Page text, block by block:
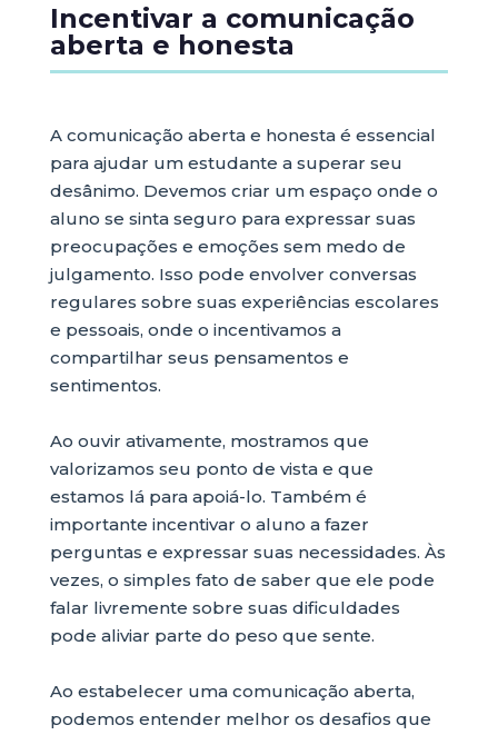
Incentivar a comunicação
aberta e honesta
A comunicação aberta e honesta é essencial
para ajudar um estudante a superar seu
desânimo. Devemos criar um espaço onde o
aluno se sinta seguro para expressar suas
preocupações e emoções sem medo de
julgamento. Isso pode envolver conversas
regulares sobre suas experiências escolares
e pessoais, onde o incentivamos a
compartilhar seus pensamentos e
sentimentos.
Ao ouvir ativamente, mostramos que
valorizamos seu ponto de vista e que
estamos lá para apoiá-lo. Também é
importante incentivar o aluno a fazer
perguntas e expressar suas necessidades. Às
vezes, o simples fato de saber que ele pode
falar livremente sobre suas dificuldades
pode aliviar parte do peso que sente.
Ao estabelecer uma comunicação aberta,
podemos entender melhor os desafios que